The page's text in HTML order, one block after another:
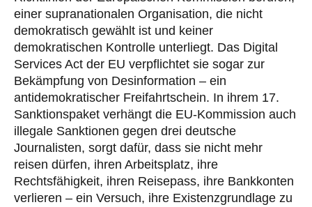
einer supranationalen Organisation, die nicht
demokratisch gewählt ist und keiner
demokratischen Kontrolle unterliegt. Das Digital
Services Act der EU verpflichtet sie sogar zur
Bekämpfung von Desinformation – ein
antidemokratischer Freifahrtschein. In ihrem 17.
Sanktionspaket verhängt die EU-Kommission auch
illegale Sanktionen gegen drei deutsche
Journalisten, sorgt dafür, dass sie nicht mehr
reisen dürfen, ihren Arbeitsplatz, ihre
Rechtsfähigkeit, ihren Reisepass, ihre Bankkonten
verlieren – ein Versuch, ihre Existenzgrundlage zu